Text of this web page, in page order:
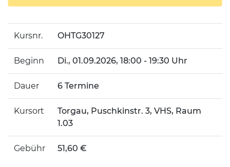
Kursnr. OHTG30127
Beginn Di., 01.09.2026, 18:00 - 19:30 Uhr
Dauer 6 Termine
Kursort
Torgau, Puschkinstr. 3, VHS, Raum
1.03
Gebühr 51,60 €